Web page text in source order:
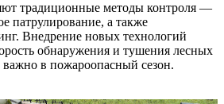
традиционные методы контроля —
патрулирование, а также
Внедрение новых технологий
обнаружения и тушения лесных
в пожароопасный сезон.